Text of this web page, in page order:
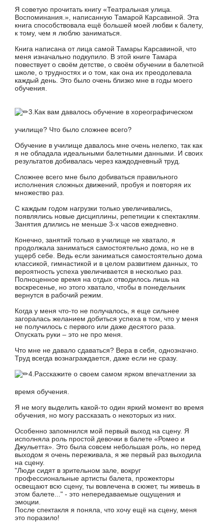
Я советую прочитать книгу «Театральная улица.
Воспоминания.», написанную Тамарой Карсавиной. Эта
книга способствовала ещё большей моей любви к балету,
к тому, чем я люблю заниматься.
Книга написана от лица самой Тамары Карсавиной, что
меня изначально подкупило. В этой книге Тамара
повествует о своём детстве, о своём обучении в балетной
школе, о трудностях и о том, как она их преодолевала
каждый день. Это было очень близко мне в годы моего
обучения.
3.Как вам давалось обучение в хореографическом
училище? Что было сложнее всего?
Обучение в училище давалось мне очень нелегко, так как
я не обладала идеальными балетными данными. И своих
результатов добивалась через каждодневный труд.
Сложнее всего мне было добиваться правильного
исполнения сложных движений, пробуя и повторяя их
множество раз.
С каждым годом нагрузки только увеличивались,
появлялись новые дисциплины, репетиции к спектаклям.
Занятия длились не меньше 3-х часов ежедневно.
Конечно, занятий только в училище не хватало, я
продолжала заниматься самостоятельно дома, но не в
ущерб себе. Ведь если заниматься самостоятельно дома
классикой, гимнастикой и в целом развитием данных, то
вероятность успеха увеличивается в несколько раз.
Полноценное время на отдых отводилось лишь на
воскресенье, но этого хватало, чтобы в понедельник
вернутся в рабочий режим.
Когда у меня что-то не получалось, я еще сильнее
загоралась желанием добиться успеха в том, что у меня
не получилось с первого или даже десятого раза.
Опускать руки – это не про меня.
Что мне не давало сдаваться? Вера в себя, однозначно.
Труд всегда вознаграждается, даже если не сразу.
4.Расскажите о своем самом ярком впечатлении за
время обучения.
Я не могу выделить какой-то один яркий момент во время
обучения, но могу рассказать о некоторых из них.
Особенно запомнился мой первый выход на сцену. Я
исполняла роль простой девочки в балете «Ромео и
Джульетта». Это была совсем небольшая роль, но перед
выходом я очень переживала, я же первый раз выходила
на сцену.
"Люди сидят в зрительном зале, вокруг
профессиональные артисты балета, прожекторы
освещают всю сцену, ты вовлечена в сюжет, ты живешь в
этом балете..." - это непередаваемые ощущения и
эмоции.
После спектакля я поняла, что хочу ещё на сцену, меня
это поразило!